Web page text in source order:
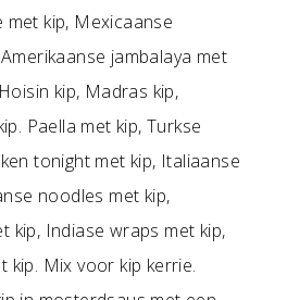
kip, Mexicaanse
jambalaya met
kip, Madras kip,
Paella met kip, Turkse
tonight met kip, Italiaanse
noodles met kip,
kip, Indiase wraps met kip,
kip. Mix voor kip kerrie.